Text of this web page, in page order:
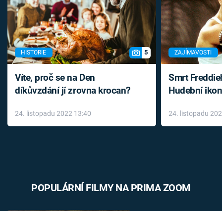
HISTORIE 5
Víte, proč se na Den
díkůvzdání jí zrovna krocan?
24. listopadu 2022 13:40
ZAJÍMAVOSTI
Smrt
Hudební
léky
24. listopadu
POPULÁRNÍ FILMY NA PRIMA ZOOM